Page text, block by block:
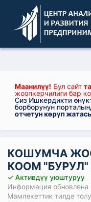
Маанилүү! Бул сайт
жоопкерчилиги бар
Сиз Ишкердикти
борборунун
отчетун көрүп
КОШУМЧА
КООМ
✓ Активдүү уюштуруу
Информация обновлена
Мамлекеттик тилде